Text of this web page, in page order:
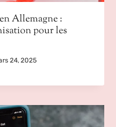
Allemagne :
pour les
24, 2025